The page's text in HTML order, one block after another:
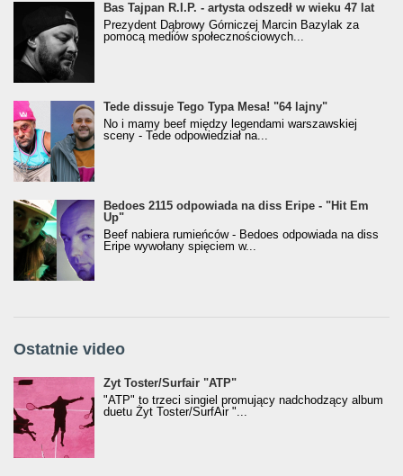
Bas Tajpan R.I.P. - artysta odszedł w wieku 47 lat
Prezydent Dąbrowy Górniczej Marcin Bazylak za
pomocą mediów społecznościowych...
Tede dissuje Tego Typa Mesa! "64 lajny"
No i mamy beef między legendami warszawskiej
sceny - Tede odpowiedział na...
Bedoes 2115 odpowiada na diss Eripe - "Hit Em
Up"
Beef nabiera rumieńców - Bedoes odpowiada na diss
Eripe wywołany spięciem w...
Ostatnie video
Żyt Toster/SurfAir - ATP VIDEO
Żyt Toster/Surfair "ATP"
"ATP" to trzeci singiel promujący nadchodzący album
duetu Żyt Toster/SurfAir "...